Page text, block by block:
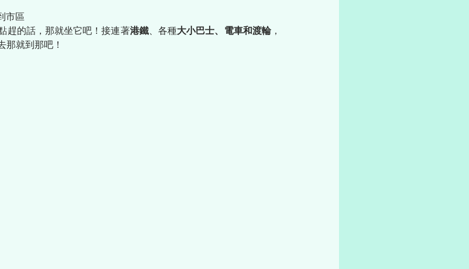
市區
趕的話，那就坐它吧！接連著港鐵、各種大小巴士、電車和渡輪，
那就到那吧！